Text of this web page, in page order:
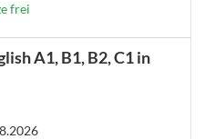
frei
A1, B1, B2, C1 in